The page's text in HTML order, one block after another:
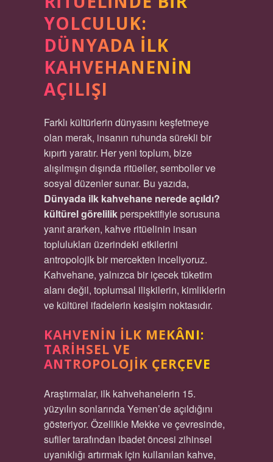
YOLCULUK:
DÜNYADA İLK
KAHVEHANENIN
AÇILIŞI
Farklı kültürlerin dünyasını keşfetmeye
olan merak, insanın ruhunda sürekli bir
kıpırtı yaratır. Her yeni toplum, bize
alışılmışın dışında ritüeller, semboller ve
sosyal düzenler sunar. Bu yazıda,
Dünyada ilk kahvehane nerede açıldı?
kültürel görelilikperspektifiyle sorusuna
yanıt ararken, kahve ritüelinin insan
toplulukları üzerindeki etkilerini
antropolojik bir mercekten inceliyoruz.
Kahvehane, yalnızca bir içecek tüketim
alanı değil, toplumsal ilişkilerin, kimliklerin
ve kültürel ifadelerin kesişim noktasıdır.
KAHVENIN İLK MEKÂNI:
TARIHSEL VE
ANTROPOLOJIK ÇERÇEVE
Araştırmalar, ilk kahvehanelerin 15.
yüzyılın sonlarında Yemen’de açıldığını
gösteriyor. Özellikle Mekke ve çevresinde,
sufiler tarafından ibadet öncesi zihinsel
uyanıklığı artırmak için kullanılan kahve,